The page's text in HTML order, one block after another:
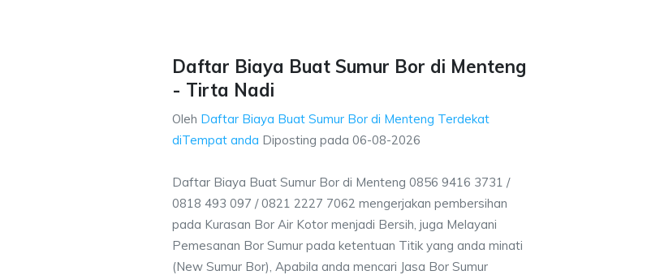
Daftar Biaya Buat Sumur Bor di Menteng
- Tirta Nadi
Oleh Daftar Biaya Buat Sumur Bor di Menteng Terdekat
diTempat anda Diposting pada 06-08-2026
Daftar Biaya Buat Sumur Bor di Menteng 0856 9416 3731 /
0818 493 097 / 0821 2227 7062 mengerjakan pembersihan
pada Kurasan Bor Air Kotor menjadi Bersih, juga Melayani
Pemesanan Bor Sumur pada ketentuan Titik yang anda minati
(New Sumur Bor), Apabila anda mencari Jasa Bor Sumur